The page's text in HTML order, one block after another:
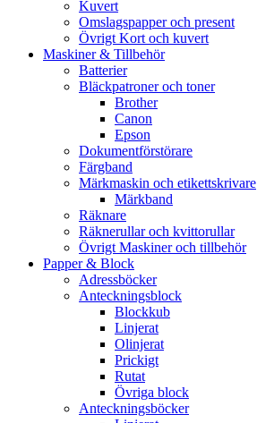
Kuvert
Omslagspapper och present
Övrigt Kort och kuvert
Maskiner & Tillbehör
Batterier
Bläckpatroner och toner
Brother
Canon
Epson
Dokumentförstörare
Färgband
Märkmaskin och etikettskrivare
Märkband
Räknare
Räknerullar och kvittorullar
Övrigt Maskiner och tillbehör
Papper & Block
Adressböcker
Anteckningsblock
Blockkub
Linjerat
Olinjerat
Prickigt
Rutat
Övriga block
Anteckningsböcker